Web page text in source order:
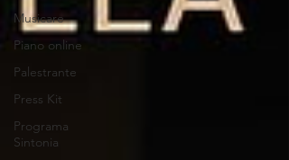
Musicare
Piano online
Palestrante
Press Kit
Programa
Sintonia